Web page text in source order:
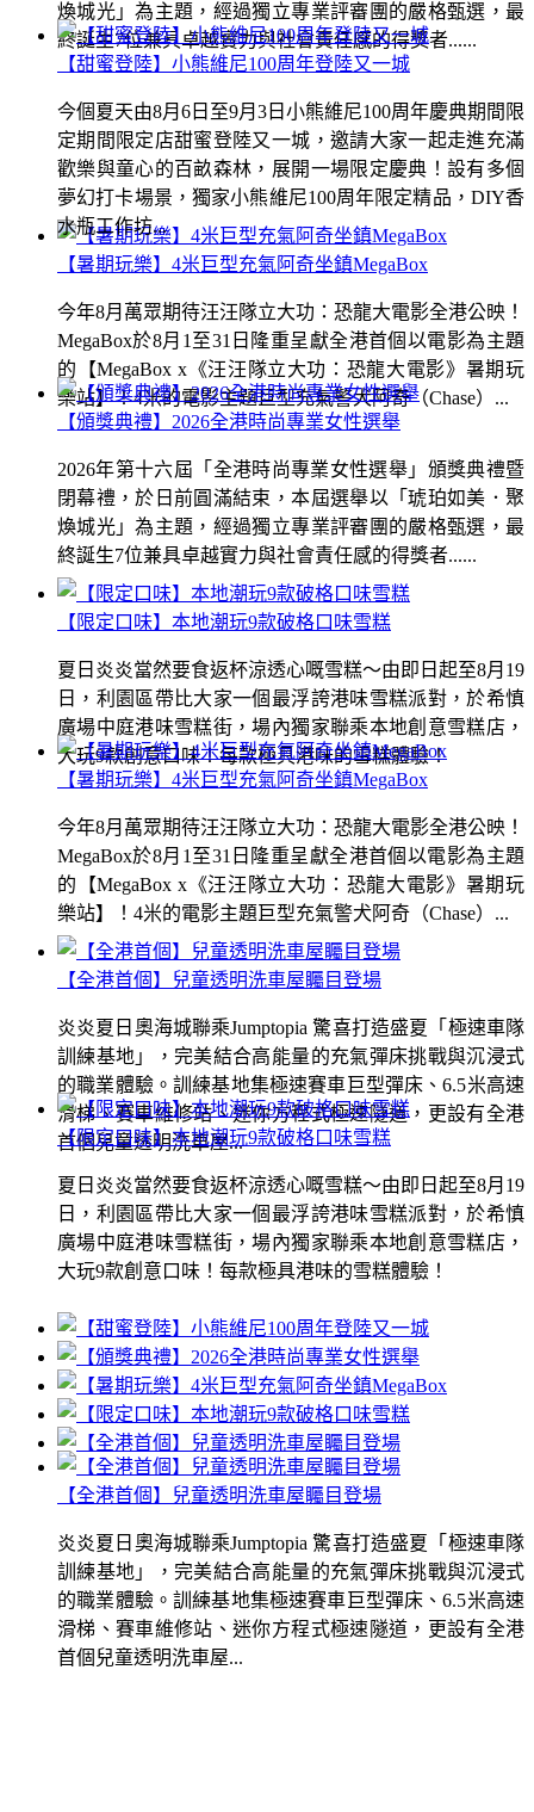
煥城光」為主題，經過獨立專業評審團的嚴格甄選，最
終誕生7位兼具卓越實力與社會責任感的得獎者......
【暑期玩樂】4米巨型充氣阿奇坐鎮MegaBox
今年8月萬眾期待汪汪隊立大功：恐龍大電影全港公映！
MegaBox於8月1至31日隆重呈獻全港首個以電影為主題
的【MegaBox x《汪汪隊立大功：恐龍大電影》暑期玩
樂站】！4米的電影主題巨型充氣警犬阿奇（Chase）...
【限定口味】本地潮玩9款破格口味雪糕
夏日炎炎當然要食返杯涼透心嘅雪糕～由即日起至8月19
日，利園區帶比大家一個最浮誇港味雪糕派對，於希慎
廣場中庭港味雪糕街，場內獨家聯乘本地創意雪糕店，
大玩9款創意口味！每款極具港味的雪糕體驗！
【全港首個】兒童透明洗車屋矚目登場
炎炎夏日奧海城聯乘Jumptopia 驚喜打造盛夏「極速車隊
訓練基地」，完美結合高能量的充氣彈床挑戰與沉浸式
的職業體驗。訓練基地集極速賽車巨型彈床、6.5米高速
滑梯、賽車維修站、迷你方程式極速隧道，更設有全港
首個兒童透明洗車屋...
【甜蜜登陸】小熊維尼100周年登陸又一城
今個夏天由8月6日至9月3日小熊維尼100周年慶典期間限
定期間限定店甜蜜登陸又一城，邀請大家一起走進充滿
歡樂與童心的百畝森林，展開一場限定慶典！設有多個
夢幻打卡場景，獨家小熊維尼100周年限定精品，DIY香
水瓶工作坊...
【頒獎典禮】2026全港時尚專業女性選舉
2026年第十六屆「全港時尚專業女性選舉」頒獎典禮暨
閉幕禮，於日前圓滿結束，本屆選舉以「琥珀如美．聚
煥城光」為主題，經過獨立專業評審團的嚴格甄選，最
終誕生7位兼具卓越實力與社會責任感的得獎者......
【暑期玩樂】4米巨型充氣阿奇坐鎮MegaBox
今年8月萬眾期待汪汪隊立大功：恐龍大電影全港公映！
MegaBox於8月1至31日隆重呈獻全港首個以電影為主題
的【MegaBox x《汪汪隊立大功：恐龍大電影》暑期玩
樂站】！4米的電影主題巨型充氣警犬阿奇（Chase）...
【限定口味】本地潮玩9款破格口味雪糕
夏日炎炎當然要食返杯涼透心嘅雪糕～由即日起至8月19
日，利園區帶比大家一個最浮誇港味雪糕派對，於希慎
廣場中庭港味雪糕街，場內獨家聯乘本地創意雪糕店，
大玩9款創意口味！每款極具港味的雪糕體驗！
【全港首個】兒童透明洗車屋矚目登場
炎炎夏日奧海城聯乘Jumptopia 驚喜打造盛夏「極速車隊
訓練基地」，完美結合高能量的充氣彈床挑戰與沉浸式
的職業體驗。訓練基地集極速賽車巨型彈床、6.5米高速
滑梯、賽車維修站、迷你方程式極速隧道，更設有全港
首個兒童透明洗車屋...